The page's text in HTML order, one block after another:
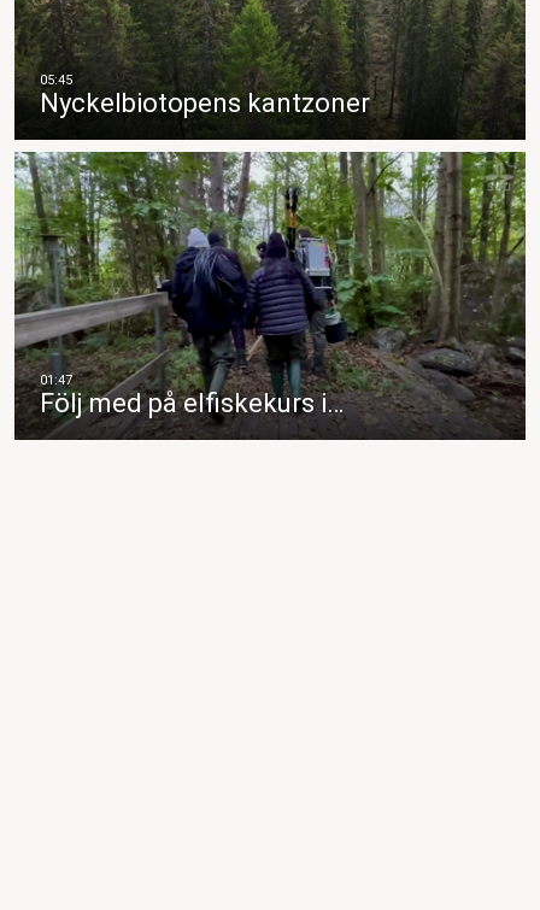
Nyckelbiotopens kantzoner
Följ med på elfiskekurs i…